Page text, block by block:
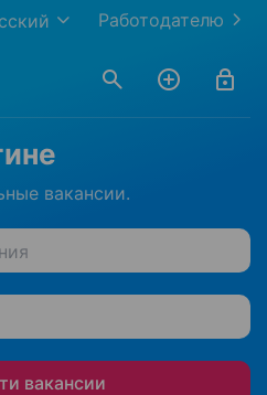
Работодателю
вакансии.
вакансии